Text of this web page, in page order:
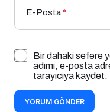
E-Posta*
Bir dahaki sefere
adımı, e-posta
tarayıcıya kaydet.
YORUM GÖNDER